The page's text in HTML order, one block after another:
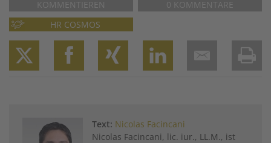
KOMMENTIEREN
0 KOMMENTARE
HR COSMOS
Text: Nicolas Facincani
Nicolas Facincani, lic. iur., LL.M., ist